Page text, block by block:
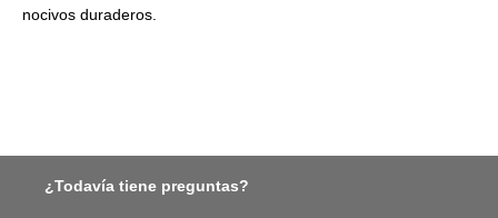
nocivos duraderos.
¿Todavía tiene preguntas?